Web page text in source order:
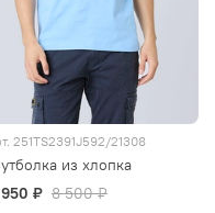
251TS2391J592/21308
из хлопка
₽ 8 500 ₽